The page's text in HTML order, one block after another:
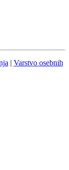
| Varstvo osebnih